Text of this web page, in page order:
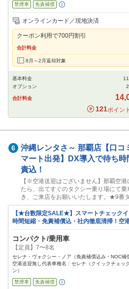
禁煙車 免責補償
追加可能オプション
（次画面で選択ができます）
オンラインカード／現地決済
クーポン利用で700円割引
合計料金
8月～2月返却対象
基本料金
オプション
合計料金
121ポイント
6 沖縄レンタさ～ 那覇店【口コ
マート出発】DX導入で待ち時
責込！
【※空港送迎はございません】那覇空港
たら、出てすぐのタクシー乗り場にて乗
き、ご来店をお願いいたします。★9番
場が近距離タクシーになります。 片道
※混雑時除く ■沖縄レンタさ～ 那覇
※宮城北公園近く ※大人数で2台以上ご
代表者様のみご来店も受付可能です。
【★台数限定SALE★】スマートチェック
時間短縮・免責補償込・社内徹底清掃！空
コンパクト/乗用車
【定員】7〜8名
セレナ・ヴォクシー・ノア（免責補償込み・NOC補
空港送迎無し代表車種名：セレナ（クイックチェッ
ン）
禁煙車 免責補償